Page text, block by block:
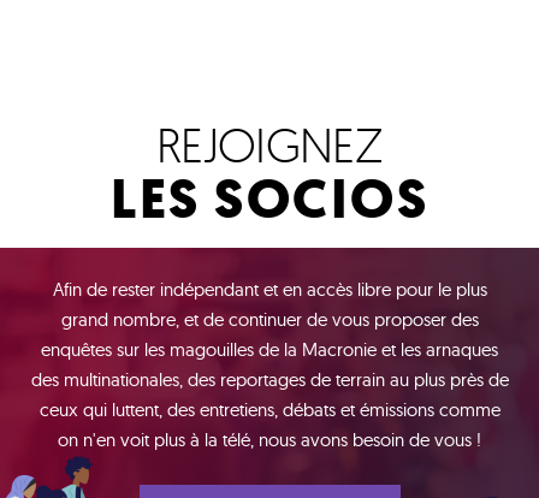
REJOIGNEZ
LES SOCIOS
Afin de rester indépendant et en accès libre pour le plus
grand nombre, et de continuer de vous proposer des
enquêtes sur les magouilles de la Macronie et les arnaques
des multinationales, des reportages de terrain au plus près de
ceux qui luttent, des entretiens, débats et émissions comme
on n'en voit plus à la télé, nous avons besoin de vous !